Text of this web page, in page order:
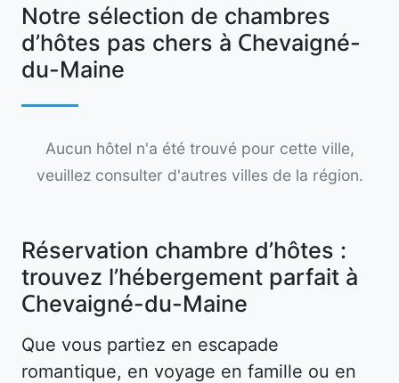
Notre sélection de chambres
d’hôtes pas chers à Chevaigné-
du-Maine
Aucun hôtel n'a été trouvé pour cette ville,
veuillez consulter d'autres villes de la région.
Réservation chambre d’hôtes :
trouvez l’hébergement parfait à
Chevaigné-du-Maine
Que vous partiez en escapade
romantique, en voyage en famille ou en